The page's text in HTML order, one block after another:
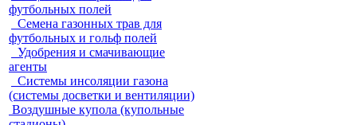
футбольных полей
Семена газонных трав для
футбольных и гольф полей
Удобрения и смачивающие
агенты
Системы инсоляции газона
(системы досветки и вентиляции)
Воздушные купола (купольные